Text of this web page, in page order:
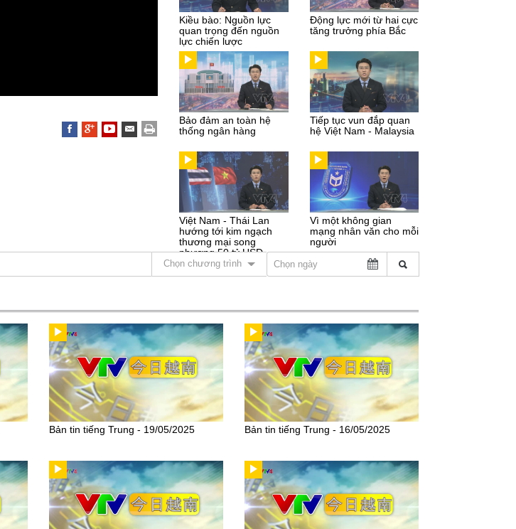
Kiều bào: Nguồn lực
quan trọng đến nguồn
lực chiến lược
Động lực mới từ hai cực
tăng trưởng phía Bắc
Bảo đảm an toàn hệ
thống ngân hàng
Tiếp tục vun đắp quan
hệ Việt Nam - Malaysia
Việt Nam - Thái Lan
hướng tới kim ngạch
thương mại song
phương 50 tỷ USD
Vì một không gian
mạng nhân văn cho mỗi
người
Chọn chương trình
Bản tin tiếng Trung - 19/05/2025 Bản tin tiếng Trung - 16/05/2025